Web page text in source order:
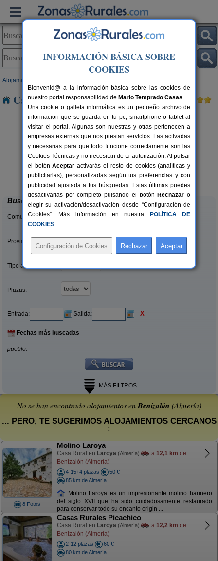
Alojamientos
Casas Rurales cerca de Benizalón
7 pers.
desde15 €
Cortijo Lorenzo
Abrucena (Almería)
Buscar
Comunidades:
Provincias/Islas:
Tipo alquiler:
Plazas:
Entrada: Salida: X
Fechas más buscadas
pueblo:
MÁS FILTROS
No se han encontrado alojamientos enBenizalón (Almería)
... PERO, TE SUGERIMOS ALOJAMIENTOS CERCANOS
:
8 Fotos
Molino Laroya
Casa Rural en Laroya (Almería) a 12,1 km de
Benizalón (Almería)
4-15+4 plazas
50 €
85 km de Almería
Molino Laroya es un impresionante molino harinero
del siglo XVII que ha sido cuidadosamente restaurado
para conservar todo su encanto origin ...
Casas Rurales Picachico
Casa Rural en Laroya (Almería) a 12,2 km de
Benizalón (Almería)
2-12 plazas
60 €
80 km de Almería
INFORMACIÓN BÁSICA SOBRE
COOKIES
Bienvenid@ a la información básica sobre las cookies de
nuestro portal responsabilidad de Mario Temprado Casas.
Una cookie o galleta informática es un pequeño archivo de
información que se guarda en tu pc, smartphone o tablet al
visitar el portal. Algunas son nuestras y otras pertenecen a
empresas externas que nos prestan servicios. Las activadas
y necesarias para que todo funcione correctamente son las
Cookies Técnicas y no necesitan de tu autorización. Al pulsar
el botónAceptar activarás el resto de cookies (analíticas y
publicitarias), personalizadas según tus preferencias y con
publicidad ajustada a tus búsquedas. Estas últimas puedes
desactivarlas por completo pulsando el botón Rechazar o
elegir su activación/desactivación desde “Configuración de
Cookies”. Más información en nuestra
POLÍTICA DE
COOKIES.